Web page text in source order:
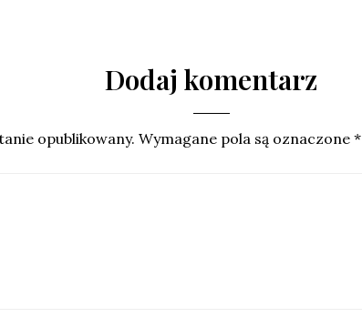
Dodaj komentarz
opublikowany. Wymagane pola są oznaczone *